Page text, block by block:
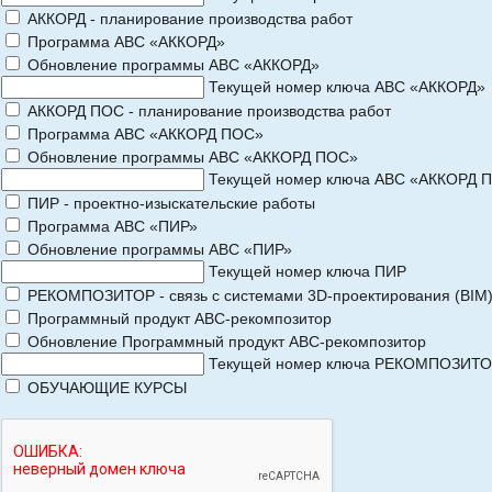
АККОРД - планирование производства работ
Программа АВС «АККОРД»
Обновление программы АВС «АККОРД»
Текущей номер ключа АВС «АККОРД»
АККОРД ПОС - планирование производства работ
Программа АВС «АККОРД ПОС»
Обновление программы АВС «АККОРД ПОС»
Текущей номер ключа АВС «АККОРД
ПИР - проектно-изыскательские работы
Программа АВС «ПИР»
Обновление программы АВС «ПИР»
Текущей номер ключа ПИР
РЕКОМПОЗИТОР - связь с системами 3D-проектирования (BIM)
Программный продукт АВС-рекомпозитор
Обновление Программный продукт АВС-рекомпозитор
Текущей номер ключа
ОБУЧАЮЩИЕ КУРСЫ